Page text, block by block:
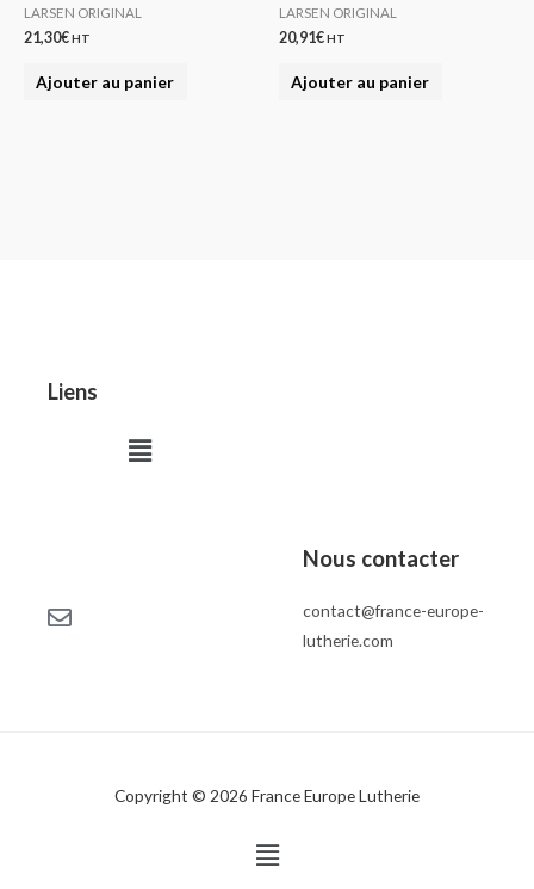
LARSEN ORIGINAL
21,30€HT
Ajouter au panier
LARSEN ORIGINAL
20,91€HT
Ajouter au panier
Liens
Menu
Nous contacter
contact@france-europe-
lutherie.com
Copyright © 2026 France Europe Lutherie
Menu